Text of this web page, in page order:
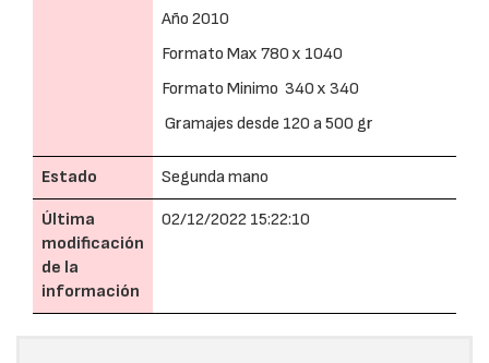
Año 2010
Formato Max 780 x 1040
Formato Minimo 340 x 340
Gramajes desde 120 a 500 gr
Estado Segunda mano
Última
modificación
de la
información
02/12/2022 15:22:10